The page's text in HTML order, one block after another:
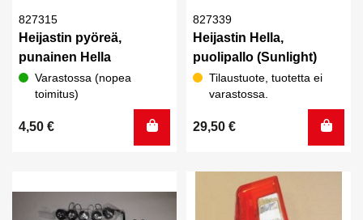
827315
Heijastin pyöreä,
punainen Hella
Varastossa (nopea
toimitus)
4,50 €
827339
Heijastin Hella,
puolipallo (Sunlight)
Tilaustuote, tuotetta ei
varastossa.
29,50 €